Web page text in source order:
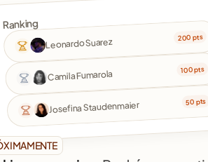
Ranking
Leonardo Suarez 200 pts
Camila Fumarola 100 pts
Josefina Staudenmaier 50 pts